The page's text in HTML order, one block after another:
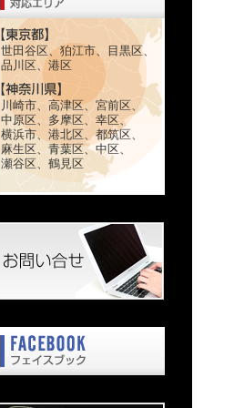
世田谷区、狛江市、目黒区、
品川区、港区
川崎市、高津区、宮前区、
中原区、多摩区、幸区、
横浜市、港北区、都筑区、
麻生区、青葉区、中区、
瀬谷区、鶴見区